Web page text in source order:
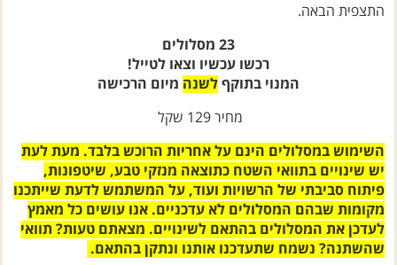
רכשו עכשיו וצאו לטייל!
המנוי בתוקףלשנהמיום הרכישה
מחיר 129 שקל
השימוש במסלולים הינם על אחריות הרוכש בלבד. מעת לעת
יש שינויים בתוואי השטח כתוצאה מנזקי טבע, שיטפונות,
פיתוח סביבתי של הרשויות ועוד, על המשתמש לדעת שייתכנו
מקומות שבהם המסלולים לא עדכניים. אנו עושים כל מאמץ
לעדכן את המסלולים בהתאם לשינויים. מצאתם טעות? תוואי
שהשתנה? נשמח שתעדכנו אותנו ונתקן בהתאם.